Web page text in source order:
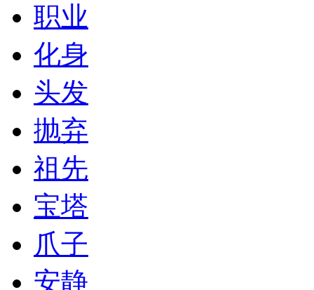
职业
化身
头发
抛弃
祖先
宝塔
爪子
安静